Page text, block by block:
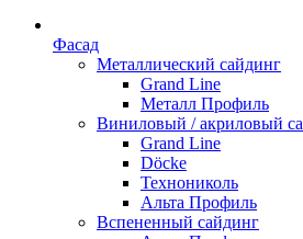
Фасад
Металлический сайдинг
Grand Line
Металл Профиль
Виниловый / акриловый
Grand Line
Döсkе
Технониколь
Альта Профиль
Вспененный сайдинг